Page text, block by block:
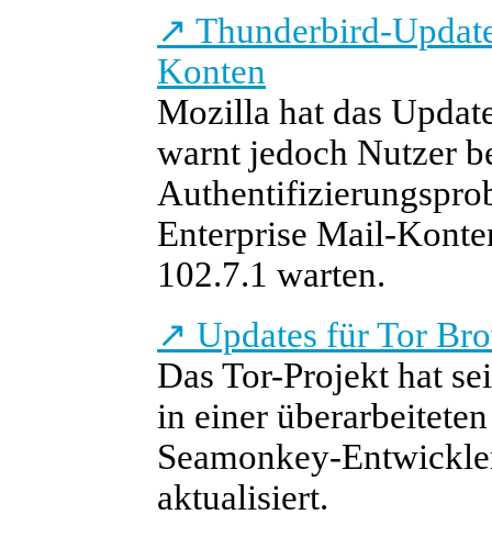
↗ Thunderbird-
Konten
Mozilla hat das
warnt jedoch Nutzer
Enterprise Mail-
102.7.1 warten.
↗ Updates für Tor
Das Tor-Projekt hat
in einer
Seamonkey-
aktualisiert.